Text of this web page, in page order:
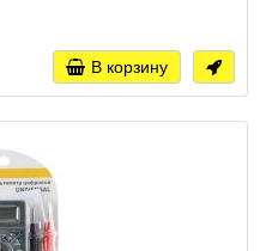
В корзину